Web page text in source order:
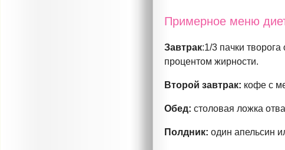
Примерное меню
Завтрак:1/3 пачки
процентом жирности.
Второй завтрак: кофе с
Обед: столовая ложка
Полдник: один апельсин